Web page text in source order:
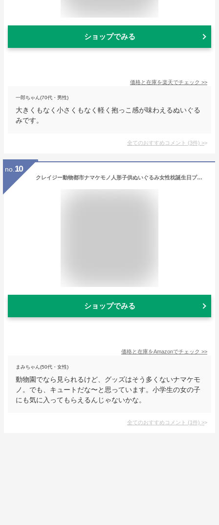
ショップでみる
価格と在庫を楽天でチェック >>
一郎ちゃん(70代・男性)
大きくもなく小さくもなく軽く抱っこ感が味わえるぬいぐる
みです。
全てのおすすめコメント (3件) >
no. 10
クレイジー動物都市ナマケモノ人形子供ぬいぐるみ女性枕誕生日プレゼント,ブラウン,40cm
ショップでみる
価格と在庫をAmazonでチェック >>
まみちゃん(50代・女性)
動物園でなら見られるけど、グッズはそう多くないナマケモ
ノ。でも、キュートだな〜と思っています。小学生の女の子
にも気に入ってもらえるんじゃないかな。
全てのおすすめコメント (1件) >